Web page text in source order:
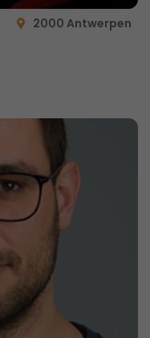
2000 Antwerpen